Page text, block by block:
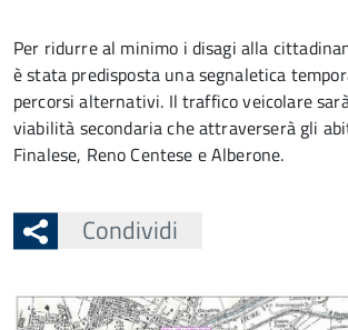
Per ridurre al minimo i disagi alla
è stata predisposta una segnaletica
percorsi alternativi. Il traffico veicolare
viabilità secondaria che attraverserà gli
Finalese, Reno Centese e Alberone.
Condividi